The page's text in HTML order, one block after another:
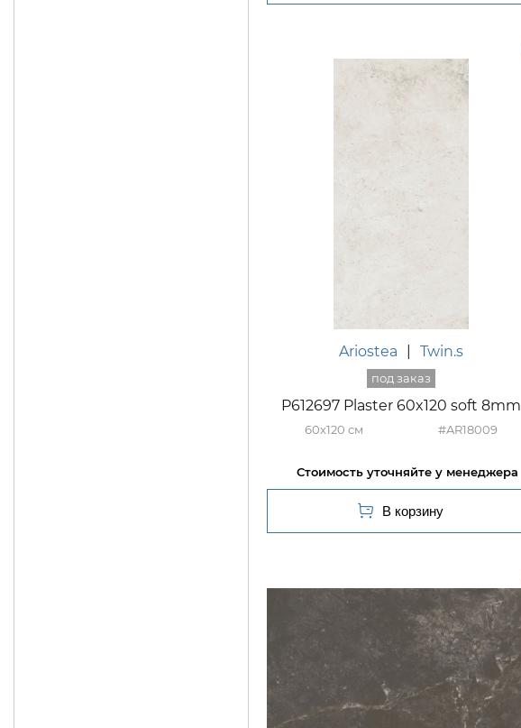
Ariostea Twin.s
P612697 Plaster 60x120 soft 8mm
60x120 #AR18009